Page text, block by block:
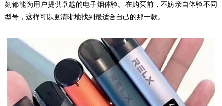
刻都能为用户提供卓越的电子烟体验。在购买前，不妨亲自体验不同
型号，这样可以更清晰地找到最适合自己的那一款。